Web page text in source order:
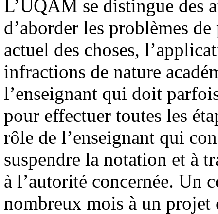
L’UQAM se distingue des
d’aborder les problèmes
actuel des choses,
infractions de nature
l’enseignant qui doit
pour effectuer toutes les
rôle de l’enseignant qui
suspendre la notation et à
à l’autorité concernée. Un
nombreux mois à un